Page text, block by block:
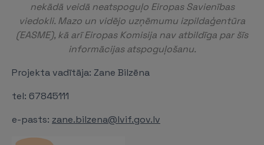
nekādā veidā neatspoguļo Eiropas Savienības
viedokli. Mazo un vidējo uzņēmumu izpildaģentūra
(EASME), kā arī Eiropas Komisija nav atbildīga par šīs
informācijas atspoguļošanu.
Projekta vadītāja: Zane Bilzēna
tel: 67845111
e-pasts: zane.bilzena@lvif.gov.lv